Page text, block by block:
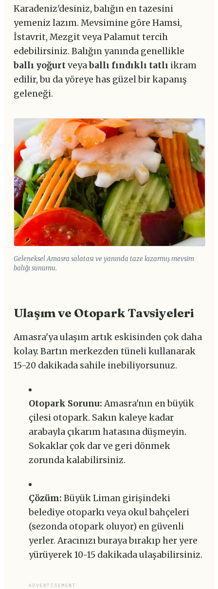
Karadeniz'desiniz, balığın en tazesini
yemeniz lazım. Mevsimine göre Hamsi,
İstavrit, Mezgit veya Palamut tercih
edebilirsiniz. Balığın yanında genellikle
ballı yoğurtveyaballı fındıklı tatlı ikram
edilir, bu da yöreye has güzel bir kapanış
geleneği.
Geleneksel Amasra salatası ve yanında taze kızarmış mevsim
balığı sunumu.
Ulaşım ve Otopark Tavsiyeleri
Amasra'ya ulaşım artık eskisinden çok daha
kolay. Bartın merkezden tüneli kullanarak
15-20 dakikada sahile inebiliyorsunuz.
Otopark Sorunu:Amasra'nın en büyük
çilesi otopark. Sakın kaleye kadar
arabayla çıkarım hatasına düşmeyin.
Sokaklar çok dar ve geri dönmek
zorunda kalabilirsiniz.
Çözüm: Büyük Liman girişindeki
belediye otoparkı veya okul bahçeleri
(sezonda otopark oluyor) en güvenli
yerler. Aracınızı buraya bırakıp her yere
yürüyerek 10-15 dakikada ulaşabilirsiniz.
ADVERTISEMENT